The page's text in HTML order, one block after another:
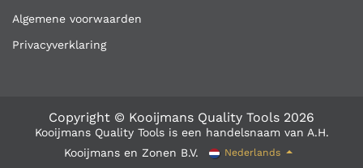
Algemene voorwaarden
Privacyverklaring
Copyright © Kooijmans Quality Tools 2026
Kooijmans Quality Tools is een handelsnaam van A.H.
Kooijmans en Zonen B.V.
Nederlands